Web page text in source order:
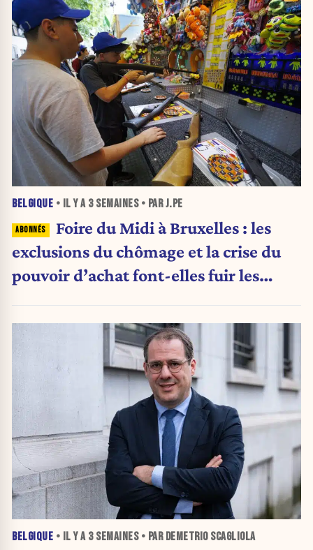
BELGIQUE • IL Y A 3 SEMAINES• PAR J.PE
Foire du Midi à Bruxelles : les
exclusions du chômage et la crise du
pouvoir d’achat font-elles fuir les
BELGIQUE • IL Y A 3 SEMAINES• PAR DEMETRIO SCAGLIOLA